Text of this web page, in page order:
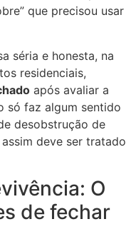
que precisou usar
séria e honesta, na
residenciais,
após avaliar a
só faz algum sentido
desobstrução de
deve ser tratado
O
de fechar